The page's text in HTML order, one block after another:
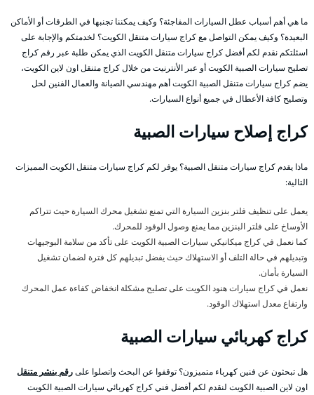
ما هي أهم أسباب عطل السيارات المفاجئة؟ وكيف يمكننا تجنبها في الطرقات أو الأماكن
البعيدة؟ وكيف يمكن التواصل مع كراج سيارات متنقل الكويت؟ لخدمتكم والإجابة على
اسئلتكم نقدم لكم أفضل كراج سيارات متنقل الكويت الذي يمكن طلبة عبر رقم كراج
تصليح سيارات الصبية الكويت أو عبر الأنترنيت من خلال كراج متنقل اون لاين الكويت،
يضم كراج سيارات متنقل الصبية الكويت أهم مهندسي الصيانة والعمال الفنين لحل
وتصليح كافة الأعطال في جميع أنواع السيارات.
كراج إصلاح سيارات الصبية
ماذا يقدم كراج سيارات متنقل الصبية؟ يوفر لكم كراج سيارات متنقل الكويت المميزات
التالية:
يعمل على تنظيف فلتر بنزين السيارة التي تمنع تشغيل محرك السيارة حيث تتراكم
الأوساخ على فلتر البنزين مما يمنع وصول الوقود للمحرك.
كما نعمل في كراج ميكانيكي سيارات الصبية الكويت على تأكد من سلامة البوجيهات
وتبديلهم في حالة التلف أو الاستهلاك حيث يفضل تبديلهم كل فترة لضمان تشغيل
السيارة بأمان.
نعمل في كراج سيارات هنود الكويت على تصليح مشكلة انخفاض كفاءة عمل المحرك
وارتفاع معدل استهلاك الوقود.
كراج كهربائي سيارات الصبية
هل تبحثون عن فنين كهرباء متميزون؟ توقفوا عن البحث واتصلوا علىرقم بنشر متنقل
اون لاين الصبية الكويت لنقدم لكم أفضل فني كراج كهربائي سيارات الصبية الكويت